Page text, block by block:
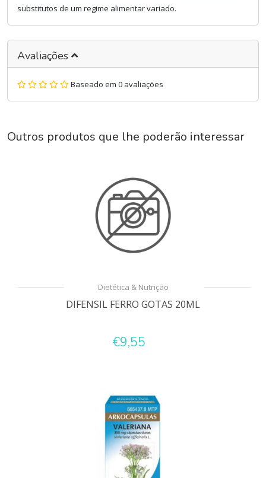
substitutos de um regime alimentar variado.
Avaliações
Baseado em 0 avaliações
Outros produtos que lhe poderão interessar
Dietética & Nutrição
DIFENSIL FERRO GOTAS 20ML
€9,55